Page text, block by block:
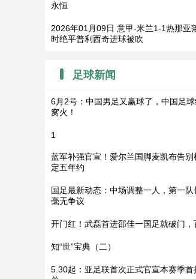
永恒
2026年01月09日 意甲-米兰1-1热那亚
时绝平普利西奇进球被吹
足球新闻
6月2号：中国男足又赢球了，中国足
窝火！
1
蓝军补强官宣！爱尔兰国脚麦凯布告
定五年约
国足最新动态：中场调整一人，第一
毫无争议
开门红！武磊首进邵佳一国足就破门，
知“世”宝典（二）
5.30起：亚足联首次正式官宣本赛季首